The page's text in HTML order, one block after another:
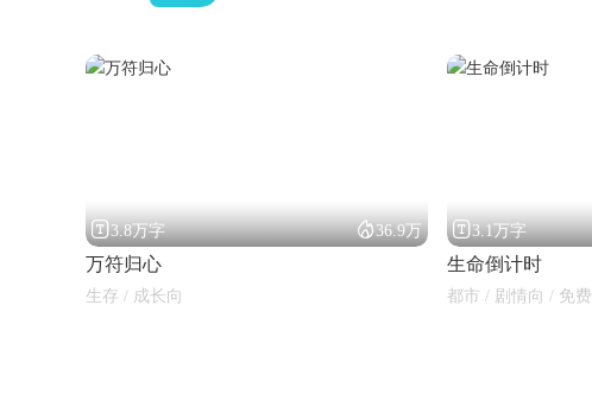
3.8万字 36.9万
万符归心
生存 / 成长向
3.1万字
生命倒计时
都市 / 剧情向 / 免费